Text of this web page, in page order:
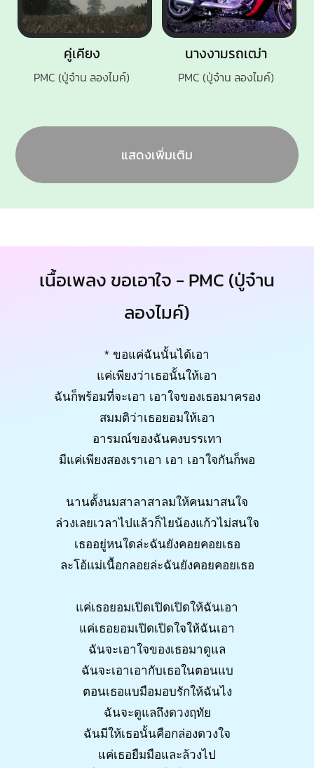
นางงามรถเฒ่า
PMC (ปู่จ๋าน ลองไมค์)
คู่เคียง
PMC (ปู่จ๋าน ลองไมค์)
แสดงเพิ่มเติม
เนื้อเพลง ขอเอาใจ - PMC (ปู่จ๋าน
ลองไมค์)
* ขอแค่ฉันนั้นได้เอา
แค่เพียงว่าเธอนั้นให้เอา
ฉันก็พร้อมที่จะเอา เอาใจของเธอมาครอง
สมมติว่าเธอยอมให้เอา
อารมณ์ของฉันคงบรรเทา
มีแค่เพียงสองเราเอา เอา เอาใจกันก็พอ
นานตั้งนมสาลาสาลมให้คนมาสนใจ
ล่วงเลยเวลาไปแล้วก็ไยน้องแก้วไม่สนใจ
เธออยู่หนใดล่ะฉันยังคอยคอยเธอ
ละโอ้แม่เนื้อกลอยล่ะฉันยังคอยคอยเธอ
แค่เธอยอมเปิดเปิดเปิดให้ฉันเอา
แค่เธอยอมเปิดเปิดใจให้ฉันเอา
ฉันจะเอาใจของเธอมาดูแล
ฉันจะเอาเอากับเธอในตอนแบ
ตอนเธอแบมือมอบรักให้ฉันไง
ฉันจะดูแลถึงดวงฤทัย
ฉันมีให้เธอนั้นคือกล่องดวงใจ
แค่เธอยืมมือและล้วงไป